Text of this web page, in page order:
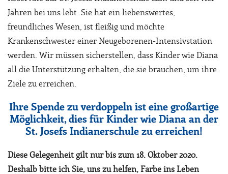
Jahren bei uns lebt. Sie hat ein liebenswertes,
freundliches Wesen, ist fleißig und möchte
Krankenschwester einer Neugeborenen-Intensivstation
werden. Wir müssen sicherstellen, dass Kinder wie Diana
all die Unterstützung erhalten, die sie brauchen, um ihre
Ziele zu erreichen.
Ihre Spende zu verdoppeln ist eine großartige
Möglichkeit, dies für Kinder wie Diana an der
St. Josefs Indianerschule zu erreichen!
Diese Gelegenheit gilt nur bis zum 18. Oktober 2020.
Deshalb bitte ich Sie, uns zu helfen, Farbe ins Leben